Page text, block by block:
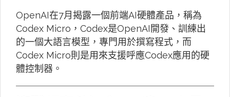
OpenAI在7月揭露一個前端AI硬體產品，稱為
Codex Micro，Codex是OpenAI開發、訓練出
的一個大語言模型，專門用於撰寫程式，而
Codex Micro則是用來支援呼應Codex應用的硬
體控制器。